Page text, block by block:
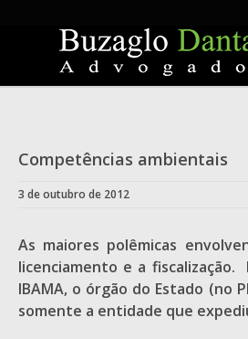
Competências ambientais
3 de outubro de 2012
As maiores polêmicas
licenciamento e a
IBAMA, o órgão do Estado (no
somente a entidade que